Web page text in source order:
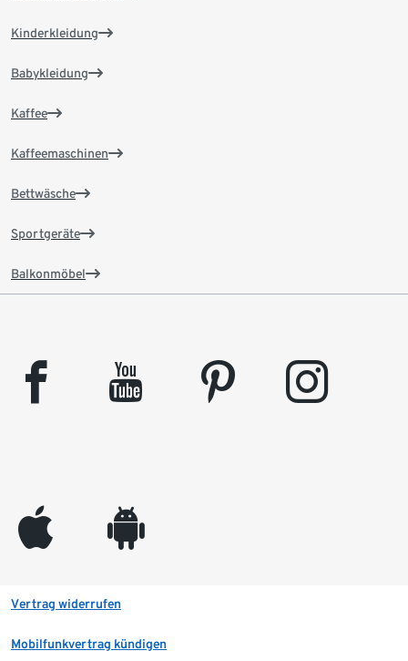
Kinderkleidung
Babykleidung
Kaffee
Kaffeemaschinen
Bettwäsche
Sportgeräte
Balkonmöbel
facebook youtube pinterest instagram
appleinc android
Vertrag widerrufen
Mobilfunkvertrag kündigen